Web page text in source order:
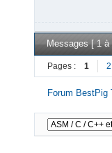
Messages [ 1 à
Pages : 1 2
Forum BestPig